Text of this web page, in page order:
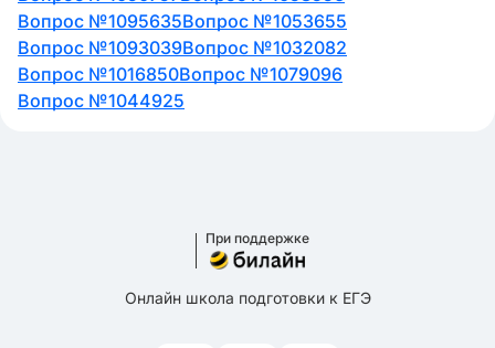
Вопрос №1095635Вопрос №1053655
Вопрос №1093039Вопрос №1032082
Вопрос №1016850Вопрос №1079096
Вопрос №1044925
При поддержке
Онлайн школа подготовки к ЕГЭ